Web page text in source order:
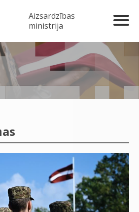
Aizsardzības
ministrija